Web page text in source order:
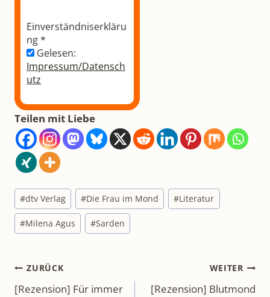
Einverständniserkläru
ng*
Gelesen:
Impressum/Datensch
utz
Teilen mit Liebe
Schlagworte:
#dtv Verlag #Die Frau im Mond #Literatur
#Milena Agus #Sarden
Beitragsnavigation
ZURÜCK
[Rezension] Für immer
WEITER
[Rezension] Blutmond